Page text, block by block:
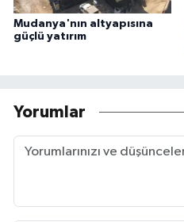
Mudanya'nın altyapısına
güçlü yatırım
Yorumlar